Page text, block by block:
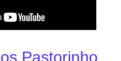
Pastorinho